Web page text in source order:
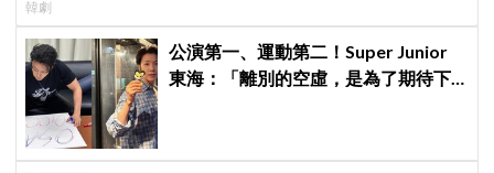
韓劇
公演第一、運動第二！Super Junior
東海：「離別的空虛，是為了期待下